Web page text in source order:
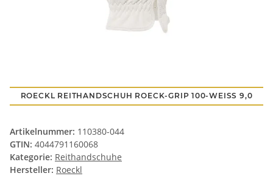
ROECKL REITHANDSCHUH ROECK-GRIP 100-WEISS 9,0
Artikelnummer: 110380-044
GTIN: 4044791160068
Kategorie: Reithandschuhe
Hersteller: Roeckl